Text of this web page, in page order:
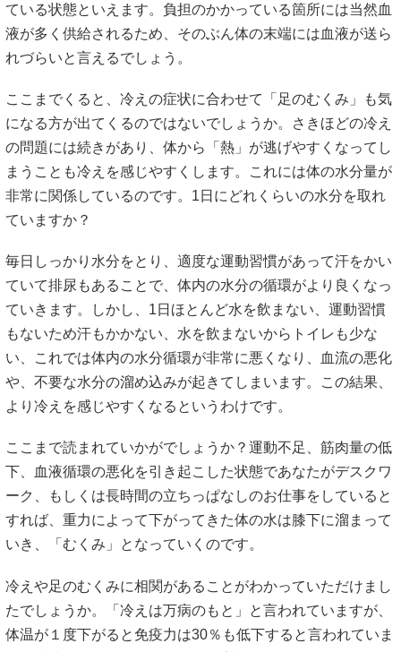
ている状態といえます。負担のかかっている箇所には当然血
液が多く供給されるため、そのぶん体の末端には血液が送ら
れづらいと言えるでしょう。
ここまでくると、冷えの症状に合わせて「足のむくみ」も気
になる方が出てくるのではないでしょうか。さきほどの冷え
の問題には続きがあり、体から「熱」が逃げやすくなってし
まうことも冷えを感じやすくします。これには体の水分量が
非常に関係しているのです。1日にどれくらいの水分を取れ
ていますか？
毎日しっかり水分をとり、適度な運動習慣があって汗をかい
ていて排尿もあることで、体内の水分の循環がより良くなっ
ていきます。しかし、1日ほとんど水を飲まない、運動習慣
もないため汗もかかない、水を飲まないからトイレも少な
い、これでは体内の水分循環が非常に悪くなり、血流の悪化
や、不要な水分の溜め込みが起きてしまいます。この結果、
より冷えを感じやすくなるというわけです。
ここまで読まれていかがでしょうか？運動不足、筋肉量の低
下、血液循環の悪化を引き起こした状態であなたがデスクワ
ーク、もしくは長時間の立ちっぱなしのお仕事をしていると
すれば、重力によって下がってきた体の水は膝下に溜まって
いき、「むくみ」となっていくのです。
冷えや足のむくみに相関があることがわかっていただけまし
たでしょうか。「冷えは万病のもと」と言われていますが、
体温が１度下がると免疫力は30％も低下すると言われていま